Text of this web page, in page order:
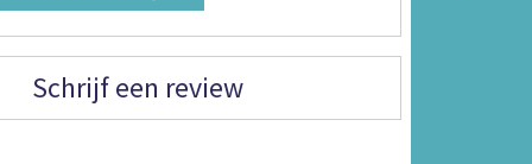
Schrijf een review